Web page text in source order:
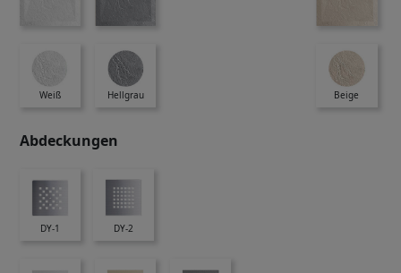
Weiß Beige
Hellgrau
Abdeckungen
DY-1 DY-2